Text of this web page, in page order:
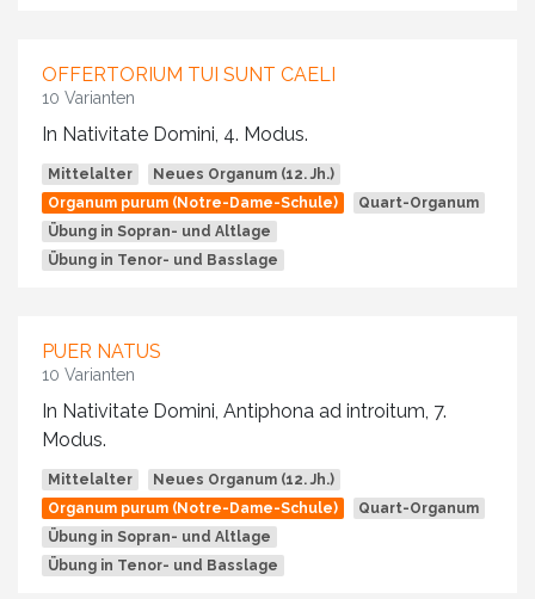
OFFERTORIUM TUI SUNT CAELI
10 Varianten
In Nativitate Domini, 4. Modus.
Mittelalter
Neues Organum (12. Jh.)
Organum purum (Notre-Dame-Schule)
Quart-Organum
Übung in Sopran- und Altlage
Übung in Tenor- und Basslage
PUER NATUS
10 Varianten
In Nativitate Domini, Antiphona ad introitum, 7.
Modus.
Mittelalter
Neues Organum (12. Jh.)
Organum purum (Notre-Dame-Schule)
Quart-Organum
Übung in Sopran- und Altlage
Übung in Tenor- und Basslage